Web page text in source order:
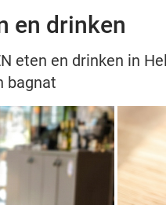
en drinken
eten en drinken in
bagnat